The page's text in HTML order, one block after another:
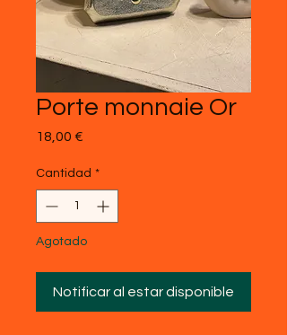
Porte monnaie Or
18,00 €
Cantidad *
Agotado
Notificar al estar disponible